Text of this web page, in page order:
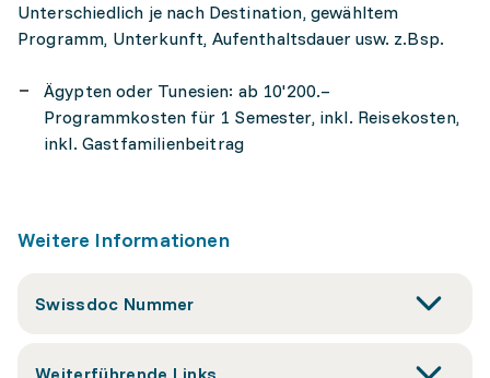
Unterschiedlich je nach Destination, gewähltem
Programm, Unterkunft, Aufenthaltsdauer usw. z.Bsp.
Ägypten oder Tunesien: ab 10'200.–
Programmkosten für 1 Semester, inkl. Reisekosten,
inkl. Gastfamilienbeitrag
Weitere Informationen
Swissdoc Nummer
Weiterführende Links